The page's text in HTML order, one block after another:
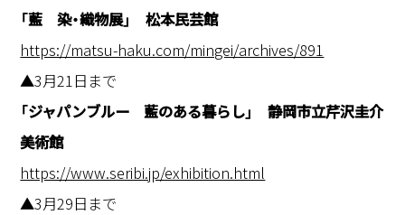
「藍 染・織物展」 松本民芸館
https://matsu-haku.com/mingei/archives/891
▲3月21日まで
「ジャパンブルー 藍のある暮らし」 静岡市立芹沢圭介
美術館
https://www.seribi.jp/exhibition.html
▲3月29日まで